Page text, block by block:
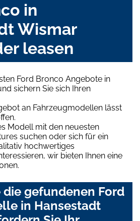
in
Wismar
leasen
Ford Bronco Angebote in
sichern Sie sich Ihren
an Fahrzeugmodellen lässt
Modell mit den neuesten
suchen oder sich für ein
hochwertiges
wir bieten Ihnen eine
die gefundenen Ford
in Hansestadt